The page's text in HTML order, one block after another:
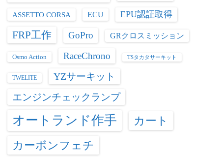
ASSETTO CORSA ECU EPU認証取得
FRP工作 GoPro GRクロスミッション
Osmo Action RaceChrono TSタカタサーキット
TWELITE
YZサーキット
エンジンチェックランプ
オートランド作手
カート
カーボンフェチ